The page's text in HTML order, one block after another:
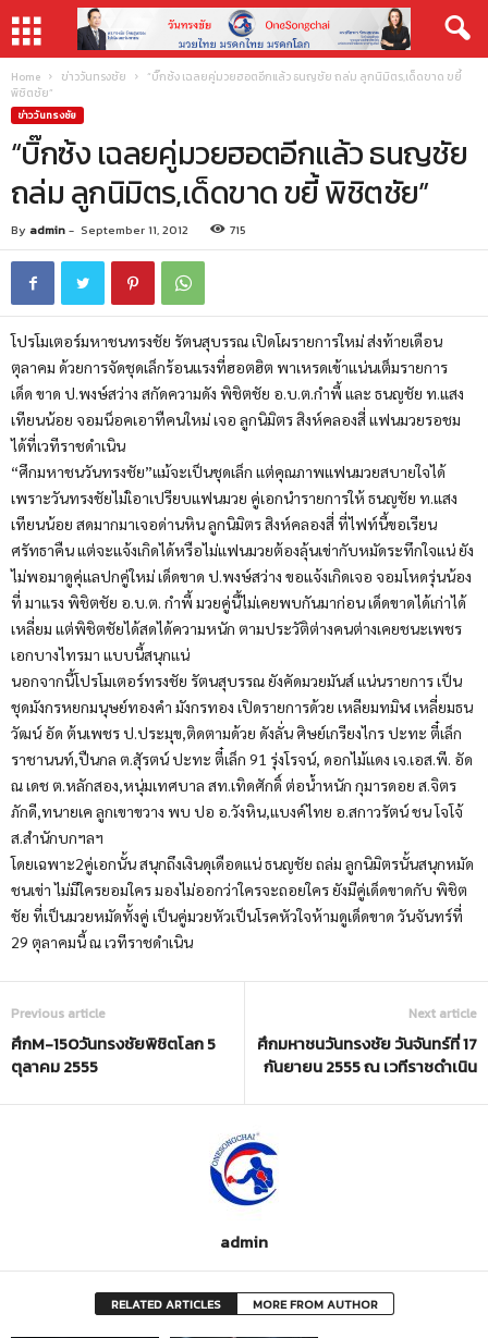
Home ข่าววันทรงชัย
“บิ๊กซ้ง เฉลยคู่มวยฮอตอีกแล้ว ธนญชัย ถล่ม ลูกนิมิตร,เด็ดขาด ขยี้
พิชิตชัย”
ข่าววันทรงชัย
“บิ๊กซ้ง เฉลยคู่มวยฮอตอีกแล้ว ธนญชัย
ถล่ม ลูกนิมิตร,เด็ดขาด ขยี้ พิชิตชัย”
By admin- September 11, 2012 715
โปรโมเตอร์มหาชนทรงชัย รัตนสุบรรณ เปิดโผรายการใหม่ ส่งท้ายเดือน
ตุลาคม ด้วยการจัดชุดเล็กร้อนแรงที่ฮอตฮิต พาเหรดเข้าแน่นเต็มรายการ
เด็ด ขาด ป.พงษ์สว่าง สกัดความดัง พิชิตชัย อ.บ.ต.กำพี้ และ ธนญชัย ท.แสง
เทียนน้อย จอมน็อคเอาทืคนใหม่ เจอ ลูกนิมิตร สิงห์คลองสี่ แฟนมวยรอชม
ได้ที่เวทีราชดำเนิน
“ศึกมหาชนวันทรงชัย”แม้จะเป็นชุดเล็ก แต่คุณภาพแฟนมวยสบายใจได้
เพราะวันทรงชัยไม่เิอาเปรียบแฟนมวย คู่เอกนำรายการให้ ธนญชัย ท.แสง
เทียนน้อย สดมากมาเจอด่านหิน ลูกนิมิตร สิงห์คลองสี่ ที่ไฟท์นี้ขอเรียน
ศรัทธาคืน แต่จะแจ้งเกิดได้หรือไม่แฟนมวยต้องลุ้นเข่ากับหมัดระทึกใจแน่ ยัง
ไม่พอมาดูคุ่แลปกคู่ใหม่ เด็ดขาด ป.พงษ์สว่าง ขอแจ้งเกิดเจอ จอมโหดรุ่นน้อง
ที่ มาแรง พิชิตชัย อ.บ.ต. กำพี้ มวยคู่นี้ไม่เคยพบกันมาก่อน เด็ดขาดได้เก่าได้
เหลี่ยม แต่พิชิตชัยได้สดได้ความหนัก ตามประวัติต่างคนต่างเคยชนะเพชร
เอกบางไทรมา แบบนี้สนุกแน่
นอกจากนี้โปรโมเตอร์ทรงชัย รัตนสุบรรณ ยังคัดมวยมันส์ แน่นรายการ เป็น
ชุดมังกรหยกมนุษย์ทองคำ มังกรทอง เปิดรายการด้วย เหลียมทมิฬ เหลี่ยมธน
วัฒน์ อัด ต้นเพชร ป.ประมุข,ติดตามด้วย ดังลั่น ศิษย์เกรียงไกร ปะทะ ตี๋เล็ก
ราชานนท์,ปืนกล ต.สุัรตน์ ปะทะ ตี๋เล็ก 91 รุ่งโรจน์, ดอกไม้แดง เจ.เอส.พี. อัด
ณ เดช ต.หลักสอง,หนุ่มเทศบาล สท.เทิดศักดิ์ ต่อน้ำหนัก กุมารดอย ส.จิตร
ภักดี,ทนายเค ลูกเขาขวาง พบ ปอ อ.วังหิน,แบงค์ไทย อ.สกาวรัตน์ ชน โจโจ้
ส.สำนักบกฯลฯ
โดยเฉพาะ2คู่เอกนั้น สนุกถึงเงินดุเดือดแน่ ธนญชัย ถล่ม ลูกนิมิตรนั้นสนุกหมัด
ชนเข่า ไม่มีใครยอมใคร มองไม่ออกว่าใครจะถอยใคร ยังมีคู่เด็ดขาดกับ พิชิต
ชัย ที่เป็นมวยหมัดทั้งคู่ เป็นคู่มวยหัวเป็นโรคหัวใจห้ามดูเด็ดขาด วันจันทร์ที่
29 ตุลาคมนี้ ณ เวทีราชดำเนิน
Previous article
ศึกM-150วันทรงชัยพิชิตโลก 5
ตุลาคม 2555
Next article
ศึกมหาชนวันทรงชัย วันจันทร์ที่ 17
กันยายน 2555 ณ เวทีราชดำเนิน
admin
RELATED ARTICLES MORE FROM AUTHOR